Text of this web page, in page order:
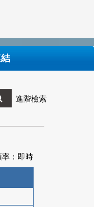
進階檢索
率：即時